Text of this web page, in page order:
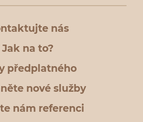
nás
Jak na to?
předplatného
nové služby
nám referenci